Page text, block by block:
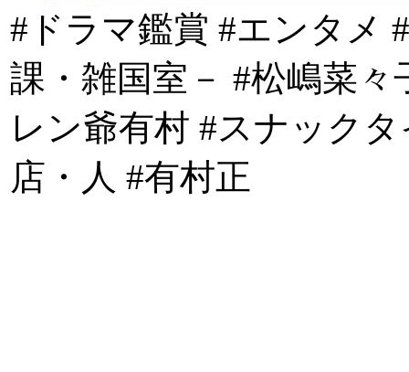
#ドラマ鑑賞 #エンタメ
課・雑国室－ #松嶋菜
レン爺有村 #スナック
店・人 #有村正